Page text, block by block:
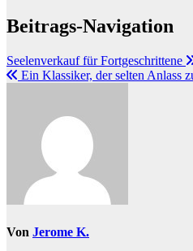
Beitrags-Navigation
Seelenverkauf für Fortgeschrittene
Ein Klassiker, der selten Anlass
Von Jerome K.